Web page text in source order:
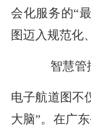
会化服务的“
图迈入规范化
智慧管
电子航道图不
大脑”。在广